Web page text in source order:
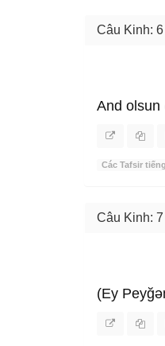
Câu Kinh: 6
And olsun
Các Tafsir
Câu Kinh: 7
(Ey